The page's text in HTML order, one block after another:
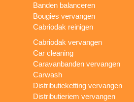
Banden balanceren
Bougies vervangen
Cabriodak reinigen
Cabriodak vervangen
Car cleaning
Caravanbanden vervangen
Carwash
Distributieketting vervangen
Distributieriem vervangen